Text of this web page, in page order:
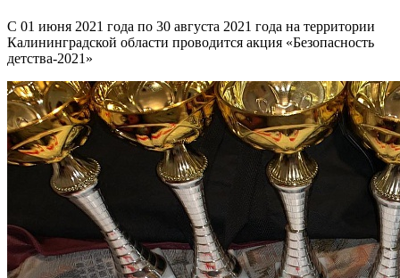
С 01 июня 2021 года по 30 августа 2021 года на территории
Калининградской области проводится акция «Безопасность
детства-2021»